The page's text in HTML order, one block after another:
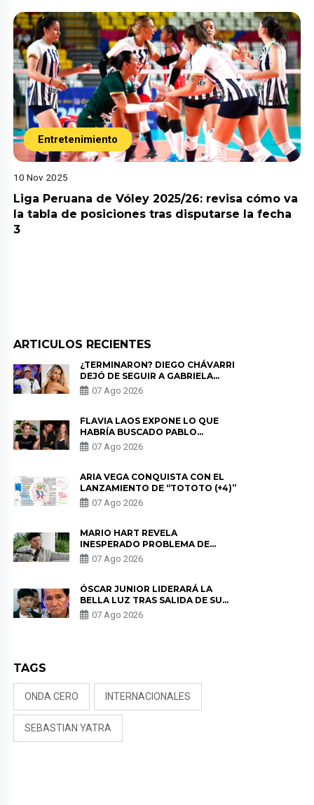
Entretenimiento
10 Nov 2025
Liga Peruana de Vóley 2025/26: revisa cómo va
la tabla de posiciones tras disputarse la fecha
3
ARTICULOS RECIENTES
¿TERMINARON? DIEGO CHÁVARRI
DEJÓ DE SEGUIR A GABRIELA
HERRERA Y ANUNCIA SU SALIDA
DE PÓDCAST
07 Ago 2026
FLAVIA LAOS EXPONE LO QUE
HABRÍA BUSCADO PABLO
HEREDIA CON ALE FULLER: “UNA
DE LAS PARTES QUERÍA EL
07 Ago 2026
ARIA VEGA CONQUISTA CON EL
LANZAMIENTO DE “TOTOTO (+4)”
07 Ago 2026
MARIO HART REVELA
INESPERADO PROBLEMA DE
SALUD ANTES DE SEPARARSE DE
KORINA: “ME ENCONTRARON UN
07 Ago 2026
ÓSCAR JUNIOR LIDERARÁ LA
BELLA LUZ TRAS SALIDA DE SU
PADRE POR POLÉMICA CON
NALDY SALDAÑA
07 Ago 2026
TAGS
ONDA CERO INTERNACIONALES
SEBASTIAN YATRA